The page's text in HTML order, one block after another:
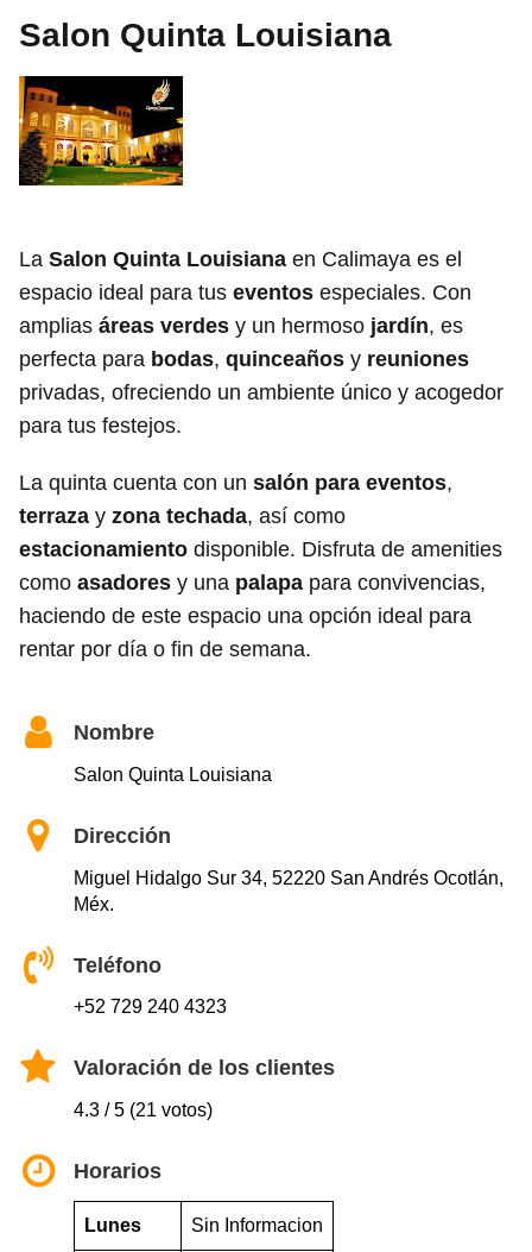
Salon Quinta Louisiana
La Salon Quinta Louisiana en Calimaya es el
espacio ideal para tus eventos especiales. Con
amplias áreas verdes y un hermoso jardín, es
perfecta para bodas, quinceaños y reuniones
privadas, ofreciendo un ambiente único y acogedor
para tus festejos.
La quinta cuenta con un salón para eventos,
terraza y zona techada, así como
estacionamiento disponible. Disfruta de amenities
como asadores y una palapa para convivencias,
haciendo de este espacio una opción ideal para
rentar por día o fin de semana.
Nombre
Salon Quinta Louisiana
Dirección
Miguel Hidalgo Sur 34, 52220 San Andrés Ocotlán,
Méx.
Teléfono
+52 729 240 4323
Valoración de los clientes
4.3 / 5 (21 votos)
Horarios
Lunes Sin Informacion